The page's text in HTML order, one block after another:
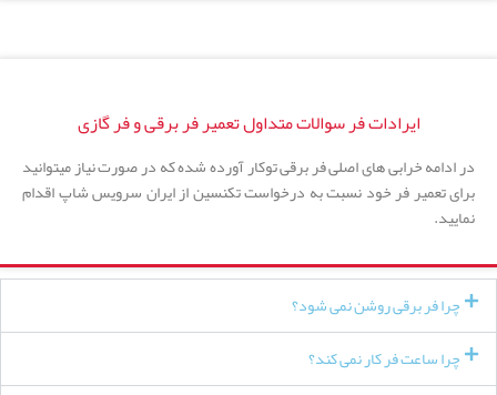
ایرادات فر سوالات متداول تعمیر فر برقی و فر گازی
در ادامه خرابی های اصلی فر برقی توکار آورده شده که در صورت نیاز میتوانید
برای تعمیر فر خود نسبت به درخواست تکنسین از ایران سرویس شاپ اقدام
نمایید.
چرا فر برقی روشن نمی شود؟
چرا ساعت فر کار نمی کند؟